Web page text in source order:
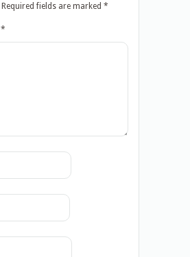
Required fields are marked *
*